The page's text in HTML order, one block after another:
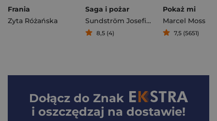
Frania
Zyta Różańska
Saga i pożar
Sundström Josefine
8,5 (4)
Pokaż mi
Marcel Moss
7,5 (5651)
Dołącz do Znak
i oszczędzaj na dostawie!